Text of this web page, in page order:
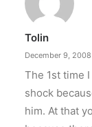
Tolin
December 9, 2008
The 1st time
shock
him. At that